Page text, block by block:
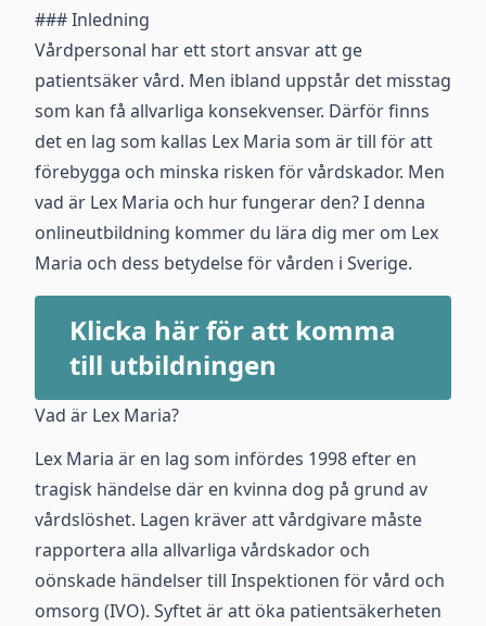
### Inledning
Vårdpersonal har ett stort ansvar att ge
patientsäker vård. Men ibland uppstår det misstag
som kan få allvarliga konsekvenser. Därför finns
det en lag som kallas Lex Maria som är till för att
förebygga och minska risken för vårdskador. Men
vad är Lex Maria och hur fungerar den? I denna
onlineutbildning kommer du lära dig mer om Lex
Maria och dess betydelse för vården i Sverige.
Klicka här för att komma
till utbildningen
Vad är Lex Maria?
Lex Maria är en lag som infördes 1998 efter en
tragisk händelse där en kvinna dog på grund av
vårdslöshet. Lagen kräver att vårdgivare måste
rapportera alla allvarliga vårdskador och
oönskade händelser till Inspektionen för vård och
omsorg (IVO). Syftet är att öka patientsäkerheten